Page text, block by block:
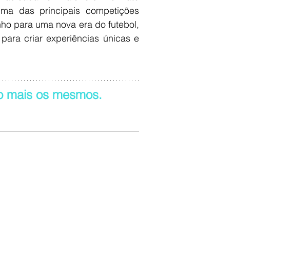
das principais competições
para uma nova era do futebol,
criar experiências únicas e
mais os mesmos.